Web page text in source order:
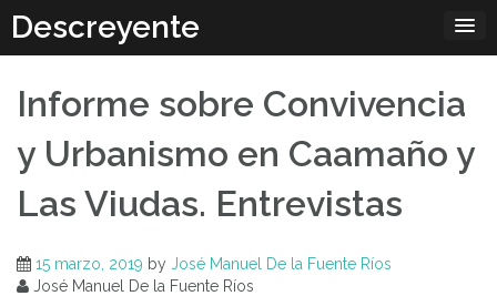
content
Descreyente
Informe sobre Convivencia
y Urbanismo en Caamaño y
Las Viudas. Entrevistas
15 marzo, 2019 by José Manuel De la Fuente Ríos
José Manuel De la Fuente Ríos